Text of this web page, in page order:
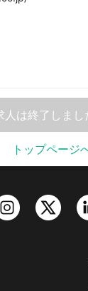
人は終了しまし
トップページ